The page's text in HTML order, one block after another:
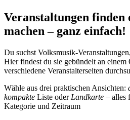
Veranstaltungen finden
machen – ganz einfach!
Du suchst Volksmusik-
Hier findest du sie gebündelt an einem
verschiedene Veranstalterseiten
Wähle aus drei praktischen Ansichten:
kompakte Liste oder Landkarte – alles
Kategorie und Zeitraum